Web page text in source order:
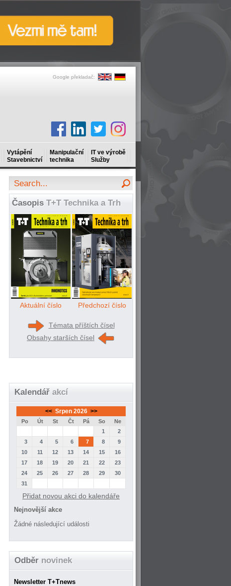
Google překladač:
Vytápění
Stavebnictví
Manipulační
technika
IT ve výrobě
Služby
Časopis T+T Technika a Trh
Aktuální číslo Předchozí číslo
Témata příštích čísel
Obsahy starších čísel
Kalendář akcí
<< Srpen 2026 >>
Po Út St Čt Pá So
Ne
1
2
3
4 5 6 7 8
9
10
11 12 13 14 15
16
17
18 19 20 21 22
23
24
25 26 27 28 29
30
31
Přidat novou akci do kalendáře
Nejnovější akce
Žádné následující události
Odběr novinek
Newsletter T+Tnews